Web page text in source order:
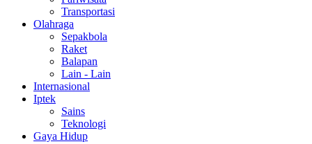
Transportasi
Olahraga
Sepakbola
Raket
Balapan
Lain - Lain
Internasional
Iptek
Sains
Teknologi
Gaya Hidup